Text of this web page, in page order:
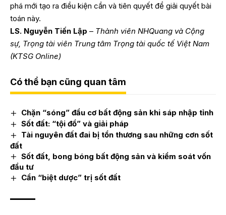
phá mới tạo ra điều kiện cần và tiên quyết để giải quyết bài
toán này.
LS. Nguyễn Tiến Lập – Thành viên NHQuang và Cộng
sự, Trọng tài viên Trung tâm Trọng tài quốc tế Việt Nam
(KTSG Online)
Có thể bạn cũng quan tâm
Chặn “sóng” đầu cơ bất động sản khi sáp nhập tỉnh
Sốt đất: “tội đồ” và giải pháp
Tài nguyên đất đai bị tổn thương sau những cơn sốt
đất
Sốt đất, bong bóng bất động sản và kiểm soát vốn
đầu tư
Cần “biệt dược” trị sốt đất